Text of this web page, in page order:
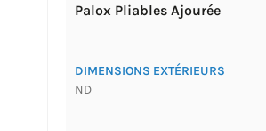
Palox Pliables Ajourée
DIMENSIONS EXTÉRIEURS
ND